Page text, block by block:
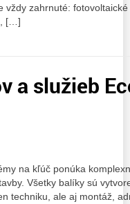
vždy zahrnuté:
[…]
a služieb
na kľúč ponúka
Všetky balíky sú
techniku, ale aj montáž,